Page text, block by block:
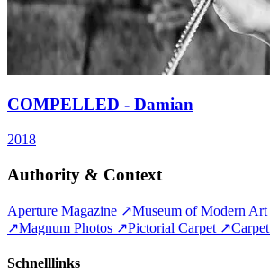
COMPELLED - Damian
2018
Authority & Context
Aperture Magazine ↗Museum of Modern Art
↗Magnum Photos ↗Pictorial Carpet ↗Carpet
Schnelllinks